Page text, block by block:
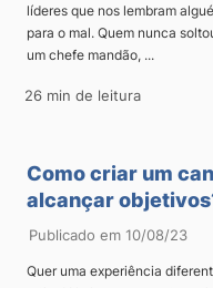
líderes que nos lembram
para o mal. Quem nunca
um chefe mandão, ...
26 min de leitura
Como criar um
alcançar
Publicado em 10/08/23
Quer uma experiência